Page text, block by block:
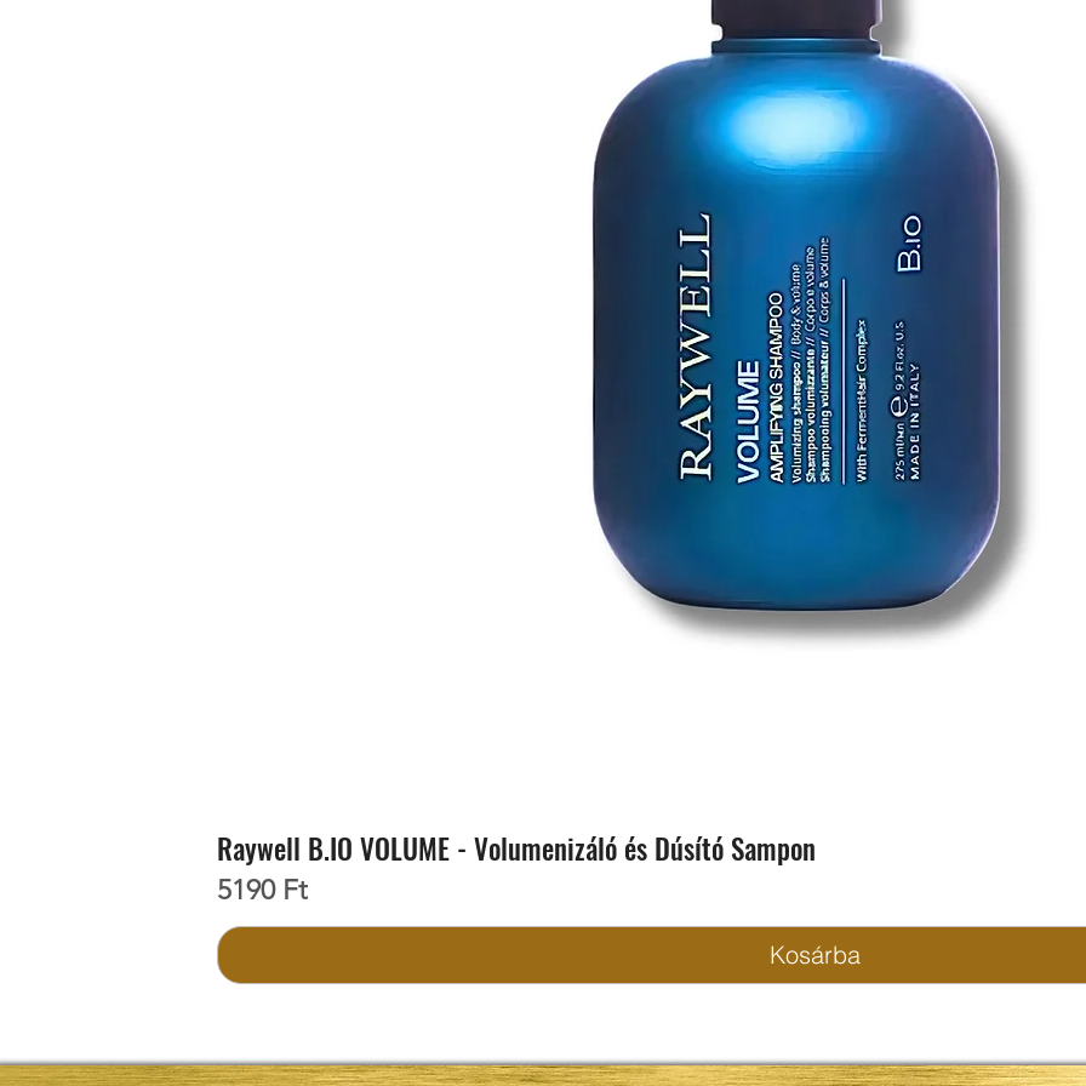
Raywell B.IO VOLUME - Volumenizáló és Dúsító Sampon
Ár
5190 Ft
Kosárba